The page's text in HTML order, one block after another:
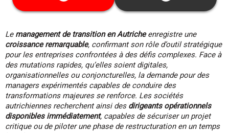
Le management de transition en Autricheenregistre une
croissance remarquable, confirmant son rôle d’outil stratégique
pour les entreprises confrontées à des défis complexes. Face à
des mutations rapides, qu’elles soient digitales,
organisationnelles ou conjoncturelles, la demande pour des
managers expérimentés capables de conduire des
transformations majeures se renforce. Les sociétés
autrichiennes recherchent ainsi des dirigeants opérationnels
disponibles immédiatement, capables de sécuriser un projet
critique ou de piloter une phase de restructuration en un temps
garanties.
toutes les dates disponiblesici